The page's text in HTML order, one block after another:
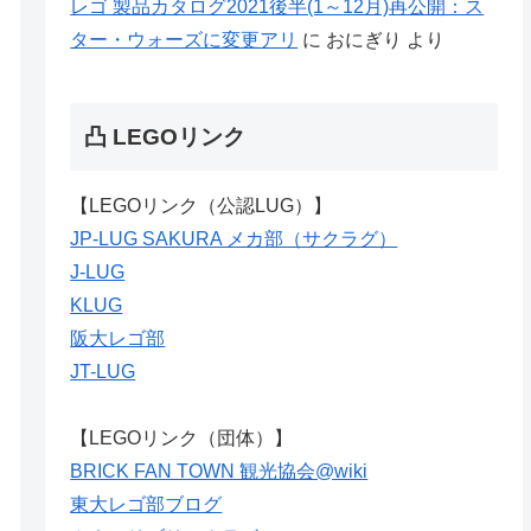
レゴ 製品カタログ2021後半(1～12月)再公開：ス
ター・ウォーズに変更アリ に おにぎり より
凸 LEGOリンク
【LEGOリンク（公認LUG）】
JP-LUG SAKURA メカ部（サクラグ）
J-LUG
KLUG
阪大レゴ部
JT-LUG
【LEGOリンク（団体）】
BRICK FAN TOWN 観光協会@wiki
東大レゴ部ブログ